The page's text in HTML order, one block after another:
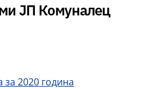
ЈП Комуналец
2020 година